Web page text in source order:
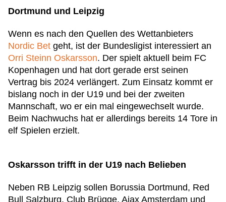
Dortmund und Leipzig
Wenn es nach den Quellen des Wettanbieters
Nordic Bet geht, ist der Bundesligist interessiert an
Orri Steinn Oskarsson. Der spielt aktuell beim FC
Kopenhagen und hat dort gerade erst seinen
Vertrag bis 2024 verlängert. Zum Einsatz kommt er
bislang noch in der U19 und bei der zweiten
Mannschaft, wo er ein mal eingewechselt wurde.
Beim Nachwuchs hat er allerdings bereits 14 Tore in
elf Spielen erzielt.
Oskarsson trifft in der U19 nach Belieben
Neben RB Leipzig sollen Borussia Dortmund, Red
Bull Salzburg, Club Brügge, Ajax Amsterdam und